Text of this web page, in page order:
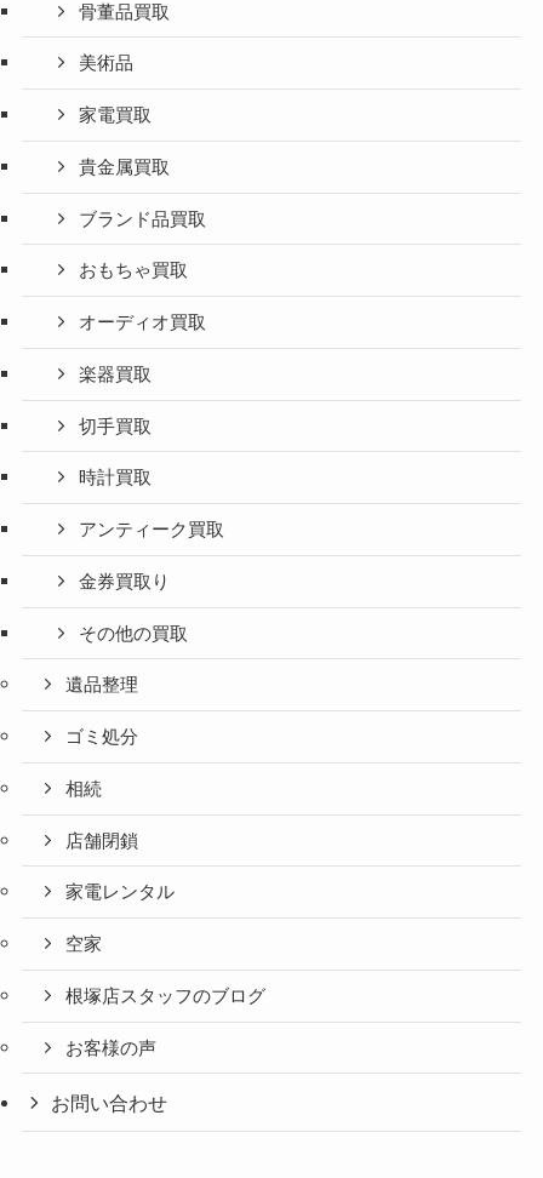
骨董品買取
美術品
家電買取
貴金属買取
ブランド品買取
おもちゃ買取
オーディオ買取
楽器買取
切手買取
時計買取
アンティーク買取
金券買取り
その他の買取
遺品整理
ゴミ処分
相続
店舗閉鎖
家電レンタル
空家
根塚店スタッフのブログ
お客様の声
お問い合わせ